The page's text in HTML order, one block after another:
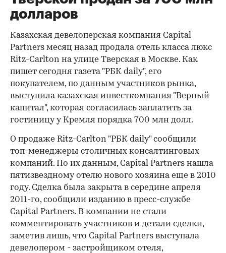
долларов
Казахская девелоперская компания Capital
Partners месяц назад продала отель класса люкс
Ritz-Carlton на улице Тверская в Москве. Как
пишет сегодня газета "РБК daily", его
покупателем, по данным участников рынка,
выступила казахская инвесткомпания "Верный
капитал", которая согласилась заплатить за
гостиницу у Кремля порядка 700 млн долл.
О продаже Ritz-Carlton "РБК daily" сообщили
топ-менеджеры столичных консалтинговых
компаний. По их данным, Capital Partners нашла
пятизвездному отелю нового хозяина еще в 2010
году. Сделка была закрыта в середине апреля
2011-го, сообщили изданию в пресс-службе
Capital Partners. В компании не стали
комментировать участников и детали сделки,
заметив лишь, что Capital Partners выступала
девелопером - застройщиком отеля,